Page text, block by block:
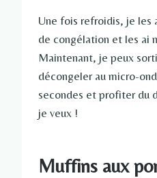
Une fois refroidis, je les
de congélation et les ai
Maintenant, je peux
décongeler au micro-
secondes et profiter du
je veux !
Muffins aux